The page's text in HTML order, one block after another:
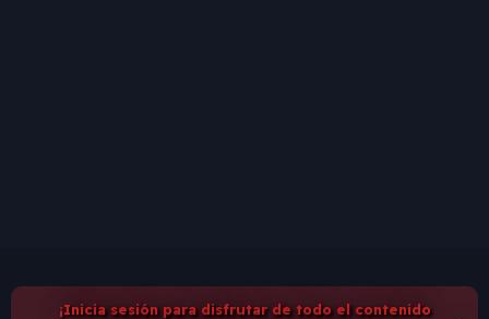
¡Inicia sesión para disfrutar de todo el contenido